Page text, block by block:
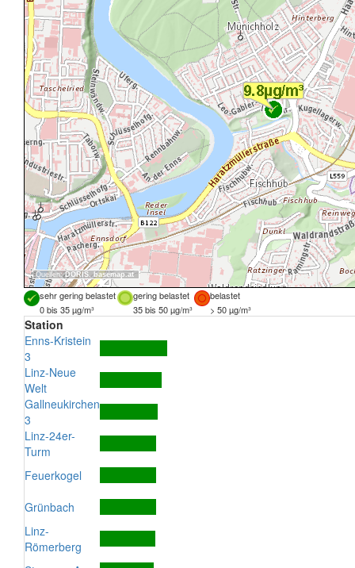
Quellen:DORIS, basemap.at
sehr gering belastet gering belastet
belastet
0 bis 35 µg/m³
35 bis 50 µg/m³ > 50 µg/m³
Station
Enns-Kristein
3
Linz-Neue
Welt
Gallneukirchen
3
Linz-24er-
Turm
Feuerkogel
Grünbach
Linz-
Römerberg